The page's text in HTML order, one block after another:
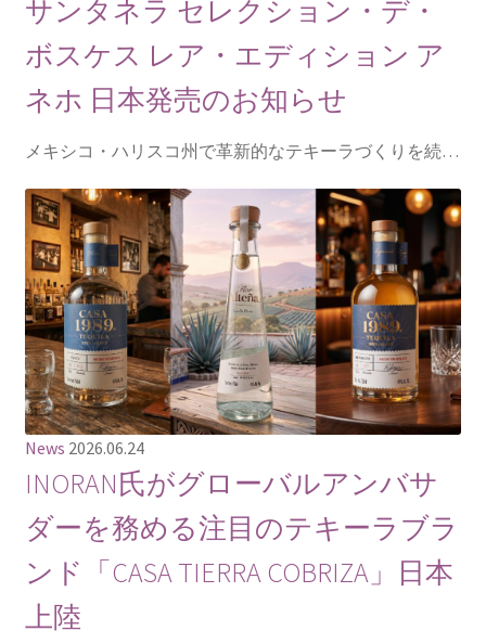
サンタネラ セレクション・デ・
ボスケス レア・エディション ア
ネホ 日本発売のお知らせ
メキシコ・ハリスコ州で革新的なテキーラづくりを続…
News 2026.06.24
INORAN氏がグローバルアンバサ
ダーを務める注目のテキーラブラ
ンド「CASA TIERRA COBRIZA」日本
上陸